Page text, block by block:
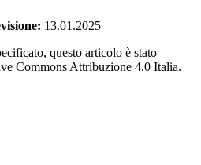
13.01.2025
questo articolo è stato
Commons Attribuzione 4.0 Italia.